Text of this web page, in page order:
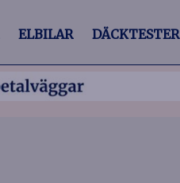
ELBILAR DÄCKTESTER